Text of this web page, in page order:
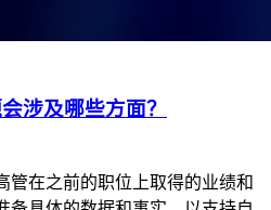
涉及哪些方面？
管在之前的职位上取得的业绩和